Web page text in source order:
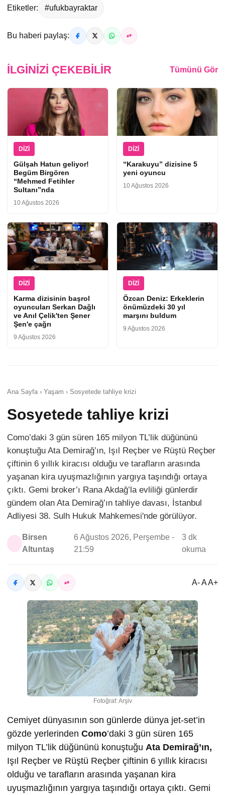
Etiketler: #ufukbayraktar
Bu haberi paylaş:
İLGINIZI ÇEKEBILIR Tümünü Gör
DIZI
Gülşah Hatun geliyor!
Begüm Birgören
“Mehmed Fetihler
Sultanı”nda
10 Ağustos 2026
DIZI
“Karakuyu” dizisine 5
yeni oyuncu
10 Ağustos 2026
DIZI
Karma dizisinin başrol
oyuncuları Serkan Dağlı
ve Anıl Çelik'ten Şener
Şen'e çağrı
9 Ağustos 2026
DIZI
Özcan Deniz: Erkeklerin
önümüzdeki 30 yıl
marşını buldum
9 Ağustos 2026
Ana Sayfa › Yaşam › Sosyetede tahliye krizi
Sosyetede tahliye krizi
Como’daki 3 gün süren 165 milyon TL’lik düğününü
konuştuğu Ata Demirağ’ın, Işıl Reçber ve Rüştü Reçber
çiftinin 6 yıllık kiracısı olduğu ve tarafların arasında
yaşanan kira uyuşmazlığının yargıya taşındığı ortaya
çıktı. Gemi broker’ı Rana Akdağ’la evliliği günlerdir
gündem olan Ata Demirağ’ın tahliye davası, İstanbul
Adliyesi 38. Sulh Hukuk Mahkemesi'nde görülüyor.
Birsen
Altuntaş
6 Ağustos 2026, Perşembe -
21:59
3 dk
okuma
A- A A+
Fotoğraf: Arşiv
Cemiyet dünyasının son günlerde dünya jet-set’in
gözde yerlerinden Como’daki 3 gün süren 165
milyon TL’lik düğününü konuştuğu Ata Demirağ’ın,
Işıl Reçber ve Rüştü Reçber çiftinin 6 yıllık kiracısı
olduğu ve tarafların arasında yaşanan kira
uyuşmazlığının yargıya taşındığı ortaya çıktı. Gemi